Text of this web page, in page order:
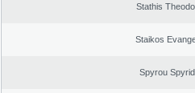
Stathis
Staikos
Spyrou